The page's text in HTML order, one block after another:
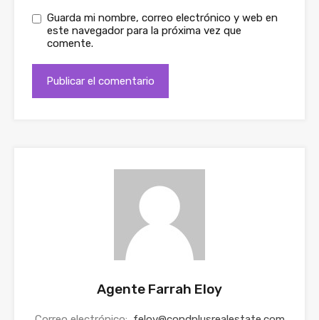
Guarda mi nombre, correo electrónico y web en
este navegador para la próxima vez que
comente.
Agente Farrah Eloy